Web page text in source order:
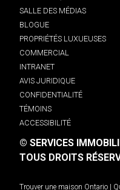
SALLE DES MÉDIAS
BLOGUE
PROPRIÉTÉS LUXUEUSES
COMMERCIAL
INTRANET
AVIS JURIDIQUE
CONFIDENTIALITÉ
TÉMOINS
ACCESSIBILITÉ
© SERVICES
TOUS DROITS
Trouver une maison Ontario